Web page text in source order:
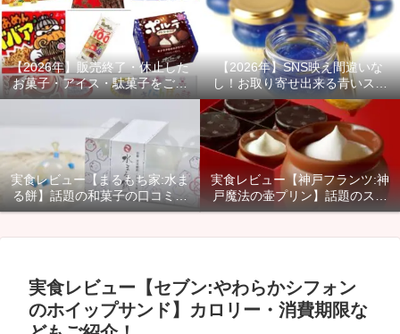
【2026年】販売終了・休止した
お菓子・アイス・駄菓子をご紹
介！
【2026年】SNS映え間違いな
し！お取り寄せ出来る青いスイ
ーツ商品をご紹介！
実食レビュー【まるもち家:水ま
る餅】話題の和菓子の口コミ・
カロリー・賞味期限などご紹
実食レビュー【神戸フランツ:神
戸魔法の壷プリン】話題のスイ
ーツのカロリー・口コミ・賞味
実食レビュー【セブン:やわらかシフォン
のホイップサンド】カロリー・消費期限な